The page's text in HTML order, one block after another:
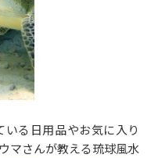
る日用品やお気に入り
マさんが教える琉球風水